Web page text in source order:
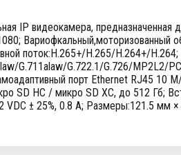
IP видеокамера, предназначенная
Вариофкальный,моторизованный
поток:H.265+/H.265/H.264+/
G.711alaw/G.722.1/G.726/MP2L2/
порт Ethernet RJ45 10
SD HC / микро SD XC, до 512 Гб;
VDC ± 25%, 0.8 A; Размеры:121.5 мм